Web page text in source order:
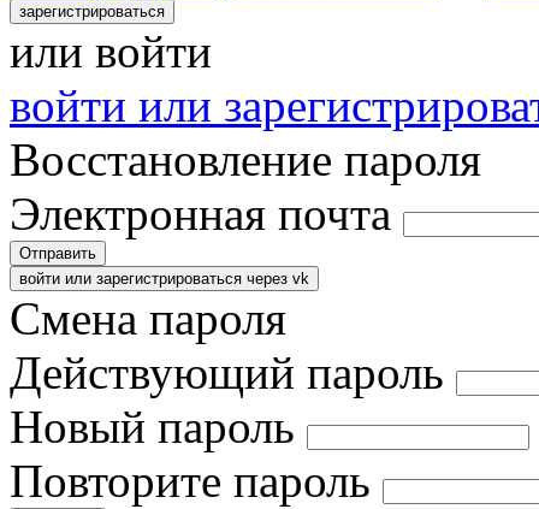
зарегистрироваться
или войти
войти или
Восстановление пароля
Электронная почта
Отправить
войти или зарегистрироваться через vk
Смена пароля
Действующий пароль
Новый пароль
Повторите пароль